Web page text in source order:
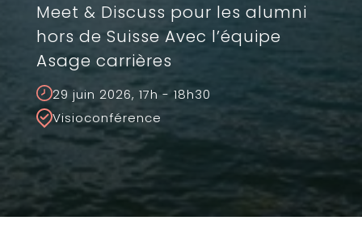
Meet & Discuss pour les alumni
hors de Suisse Avec l’équipe
Asage carrières
29 juin 2026, 17h - 18h30
Visioconférence